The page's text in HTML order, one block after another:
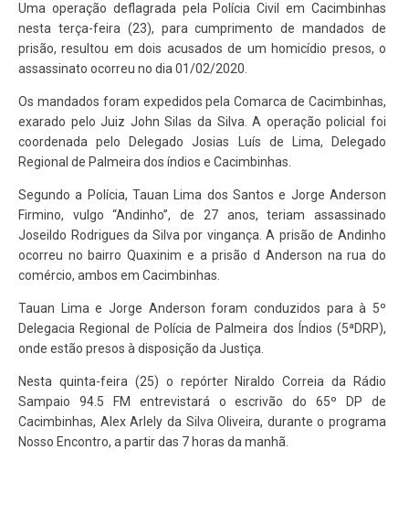
Uma operação deflagrada pela Polícia Civil em Cacimbinhas
nesta terça-feira (23), para cumprimento de mandados de
prisão, resultou em dois acusados de um homicídio presos, o
assassinato ocorreu no dia 01/02/2020.
Os mandados foram expedidos pela Comarca de Cacimbinhas,
exarado pelo Juiz John Silas da Silva. A operação policial foi
coordenada pelo Delegado Josias Luís de Lima, Delegado
Regional de Palmeira dos índios e Cacimbinhas.
Segundo a Polícia, Tauan Lima dos Santos e Jorge Anderson
Firmino, vulgo “Andinho”, de 27 anos, teriam assassinado
Joseildo Rodrigues da Silva por vingança. A prisão de Andinho
ocorreu no bairro Quaxinim e a prisão d Anderson na rua do
comércio, ambos em Cacimbinhas.
Tauan Lima e Jorge Anderson foram conduzidos para à 5º
Delegacia Regional de Polícia de Palmeira dos Índios (5ªDRP),
onde estão presos à disposição da Justiça.
Nesta quinta-feira (25) o repórter Niraldo Correia da Rádio
Sampaio 94.5 FM entrevistará o escrivão do 65º DP de
Cacimbinhas, Alex Arlely da Silva Oliveira, durante o programa
Nosso Encontro, a partir das 7 horas da manhã.